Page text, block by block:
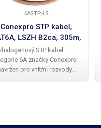
6ASTP-LS
Conexpro STP kabel,
LSZH B2ca, 305m,
bílý
STP kabel
6A značky Conexpro
pro vnitřní rozvody